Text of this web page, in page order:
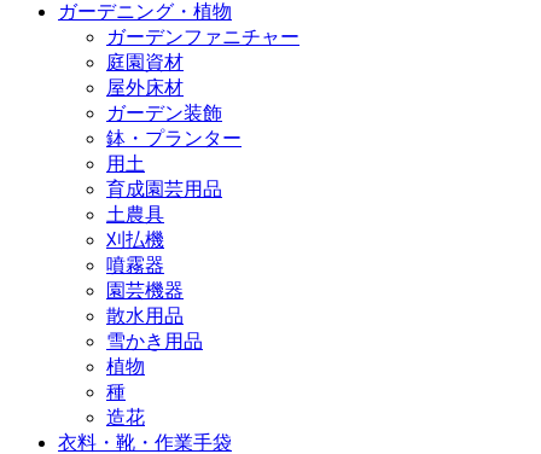
ガーデニング・植物
ガーデンファニチャー
庭園資材
屋外床材
ガーデン装飾
鉢・プランター
用土
育成園芸用品
土農具
刈払機
噴霧器
園芸機器
散水用品
雪かき用品
植物
種
造花
衣料・靴・作業手袋